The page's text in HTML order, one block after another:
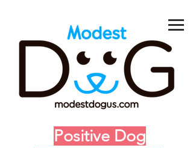
Positive Dog